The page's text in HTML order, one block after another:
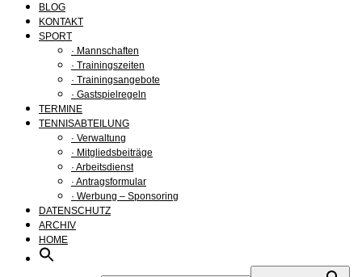
BLOG
KONTAKT
SPORT
· Mannschaften
· Trainingszeiten
· Trainingsangebote
· Gastspielregeln
TERMINE
TENNISABTEILUNG
· Verwaltung
· Mitgliedsbeiträge
· Arbeitsdienst
· Antragsformular
· Werbung – Sponsoring
DATENSCHUTZ
ARCHIV
HOME